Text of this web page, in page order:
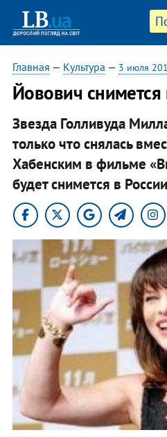
Главная — Культура — 3 июля
Йовович снимется
Звезда Голливуда
только что снялась
Хабенским в фильме
будет снимется в